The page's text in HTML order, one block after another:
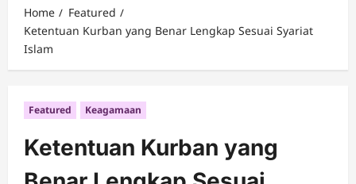
Home
Featured
Ketentuan Kurban yang Benar Lengkap Sesuai Syariat
Islam
Featured Keagamaan
Ketentuan Kurban yang